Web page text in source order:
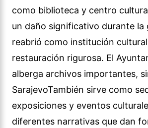
como biblioteca y centro
un daño significativo durante la
reabrió como institución
restauración rigurosa. El
alberga archivos importantes,
SarajevoTambién sirve como
exposiciones y eventos
diferentes narrativas que dan